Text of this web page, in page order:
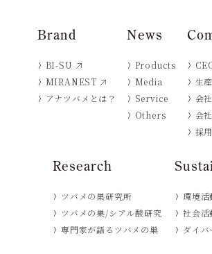
Brand
BI-SU
MIRANEST
アナツバメとは？
News
Products
Media
Service
Others
生
会
会
採
Research
ツバメの巣研究所
ツバメの巣/シアル酸研究
専門家が語るツバメの巣
環境活
社会活
ダイバ